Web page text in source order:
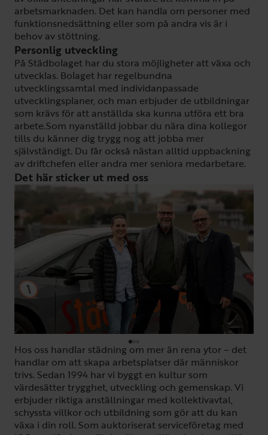
arbetsmarknaden. Det kan handla om personer med
funktionsnedsättning eller som på andra vis är i
behov av stöttning.
Personlig utveckling
På Städbolaget har du stora möjligheter att växa och
utvecklas. Bolaget har regelbundna
utvecklingssamtal med individanpassade
utvecklingsplaner, och man erbjuder de utbildningar
som krävs för att anställda ska kunna utföra ett bra
arbete.Som nyanställd jobbar du nära dina kollegor
tills du känner dig trygg nog att jobba mer
självständigt. Du får också nästan alltid uppbackning
av driftchefen eller andra mer seniora medarbetare.
Det här sticker ut med oss
Hos oss handlar städning om mer än rena ytor – det
handlar om att skapa arbetsplatser där människor
trivs. Sedan 1994 har vi byggt en kultur som
värdesätter trygghet, utveckling och gemenskap. Vi
erbjuder riktiga anställningar med kollektivavtal,
schyssta villkor och utbildning som gör att du kan
växa i din roll. Som auktoriserat serviceföretag med